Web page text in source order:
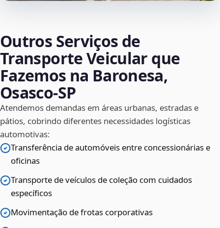
Outros Serviços de
Transporte Veicular que
Fazemos na Baronesa,
Osasco‑SP
Atendemos demandas em áreas urbanas, estradas e
pátios, cobrindo diferentes necessidades logísticas
automotivas:
Transferência de automóveis entre concessionárias e
oficinas
Transporte de veículos de coleção com cuidados
específicos
Movimentação de frotas corporativas